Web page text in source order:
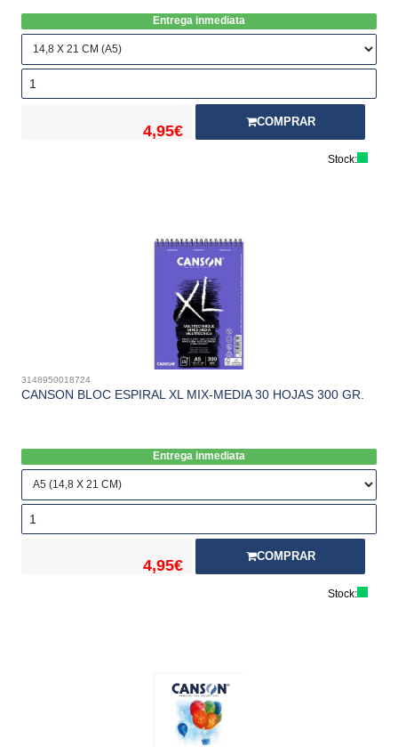
Entrega inmediata
4,95€
COMPRAR
Stock:
3148950018724
CANSON BLOC ESPIRAL XL MIX-MEDIA 30 HOJAS 300 GR.
Entrega inmediata
4,95€
COMPRAR
Stock: